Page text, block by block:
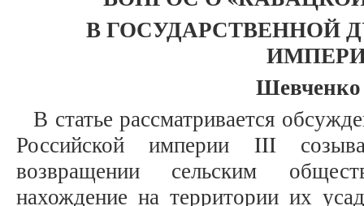
В ГОСУДАРСТВЕННОЙ
В статье рассматривается
Российской империи III
возвращении сельским
нахождение на территории их